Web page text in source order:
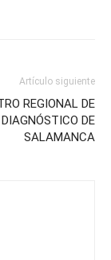
Artículo siguiente
REGIONAL DE
DIAGNÓSTICO DE
SALAMANCA